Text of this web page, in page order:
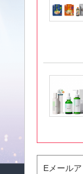
Eメール